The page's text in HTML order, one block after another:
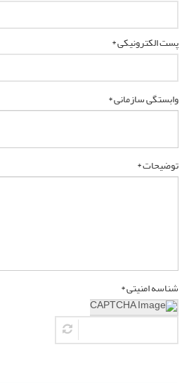
پست الکترونیکی *
وابستگی سازمانی *
توضیحات *
شناسه امنیتی *